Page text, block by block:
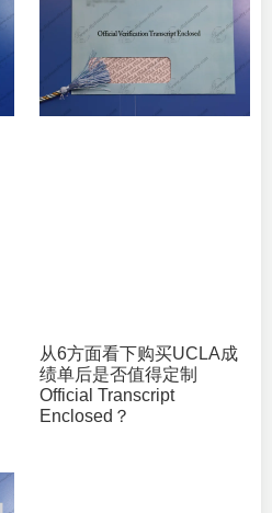
从6方面看下购买UCLA成
绩单后是否值得定制
Official Transcript
Enclosed？